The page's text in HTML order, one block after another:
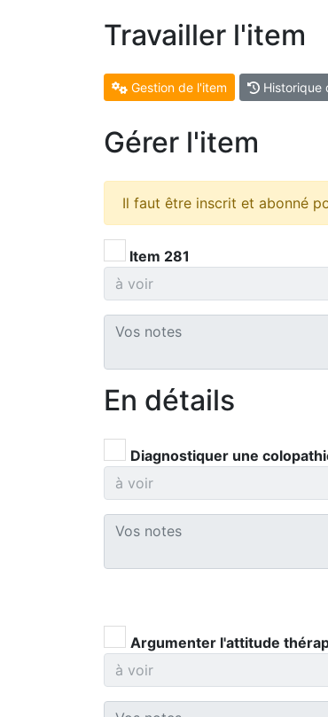
Travailler l'item
Gestion de l'item Historique
Gérer l'item
Il faut être inscrit et abonné
Item 281
En détails
Diagnostiquer une
Argumenter l'attitude